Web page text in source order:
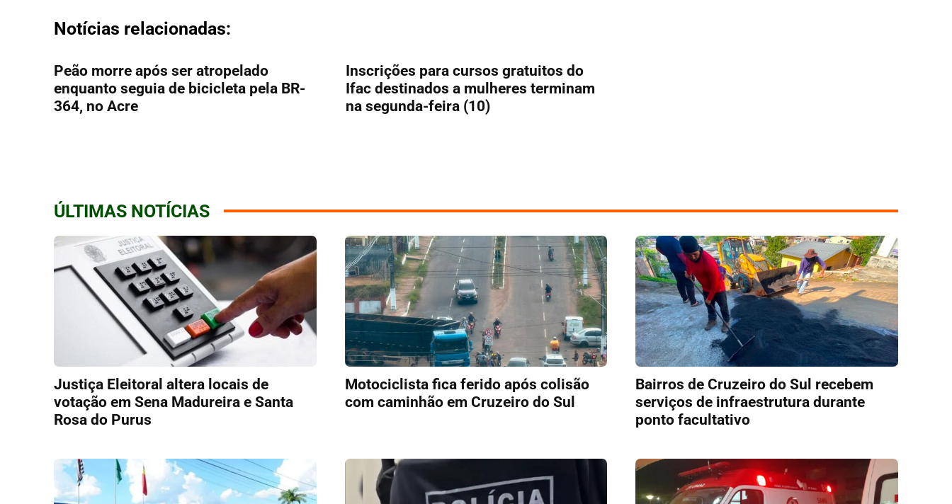
Notícias relacionadas:
Peão morre após ser atropelado
enquanto seguia de bicicleta pela BR-
364, no Acre
Inscrições para cursos gratuitos do
Ifac destinados a mulheres terminam
na segunda-feira (10)
ÚLTIMAS NOTÍCIAS
Justiça Eleitoral altera locais de
votação em Sena Madureira e Santa
Rosa do Purus
Motociclista fica ferido após colisão
com caminhão em Cruzeiro do Sul
Bairros de Cruzeiro do Sul recebem
serviços de infraestrutura durante
ponto facultativo